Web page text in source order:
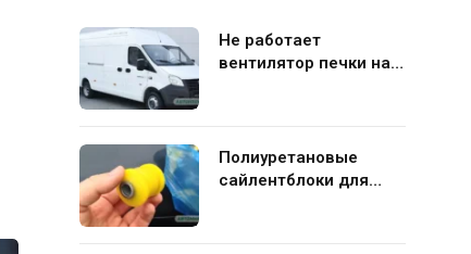
Не работает
вентилятор печки на
Полиуретановые
сайлентблоки для